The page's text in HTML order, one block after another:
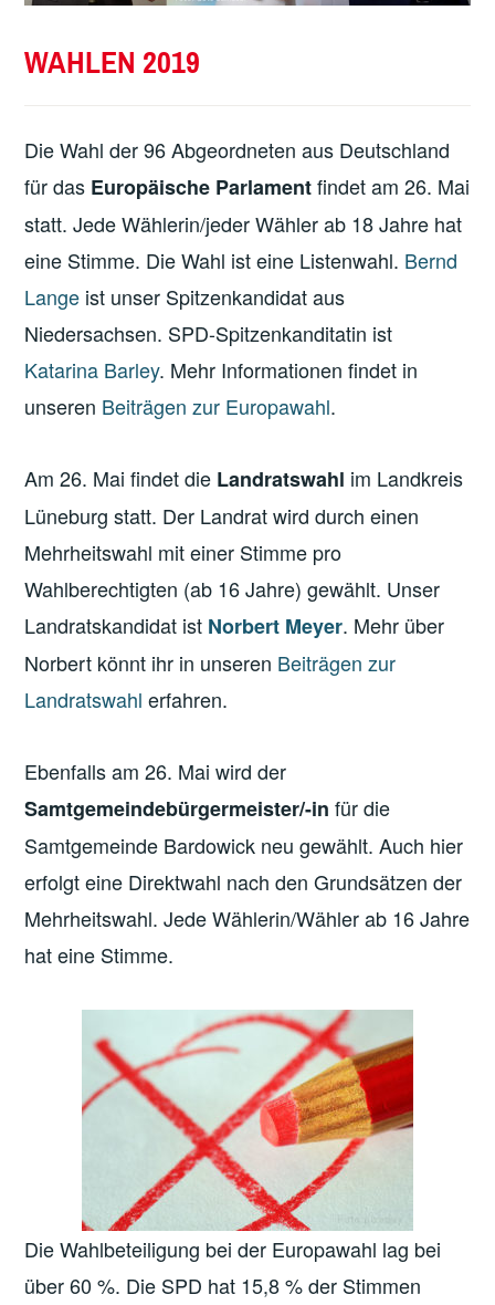
WAHLEN 2019
Die Wahl der 96 Abgeordneten aus Deutschland
für das Europäische Parlamentfindet am 26. Mai
statt. Jede Wählerin/jeder Wähler ab 18 Jahre hat
eine Stimme. Die Wahl ist eine Listenwahl. Bernd
Lange ist unser Spitzenkandidat aus
Niedersachsen. SPD-Spitzenkanditatin ist
Katarina Barley. Mehr Informationen findet in
unseren Beiträgen zur Europawahl.
Am 26. Mai findet die Landratswahl im Landkreis
Lüneburg statt. Der Landrat wird durch einen
Mehrheitswahl mit einer Stimme pro
Wahlberechtigten (ab 16 Jahre) gewählt. Unser
Landratskandidat ist Norbert Meyer. Mehr über
Norbert könnt ihr in unseren Beiträgen zur
Landratswahl erfahren.
Ebenfalls am 26. Mai wird der
Samtgemeindebürgermeister/-in für die
Samtgemeinde Bardowick neu gewählt. Auch hier
erfolgt eine Direktwahl nach den Grundsätzen der
Mehrheitswahl. Jede Wählerin/Wähler ab 16 Jahre
hat eine Stimme.
Die Wahlbeteiligung bei der Europawahl lag bei
über 60 %. Die SPD hat 15,8 % der Stimmen